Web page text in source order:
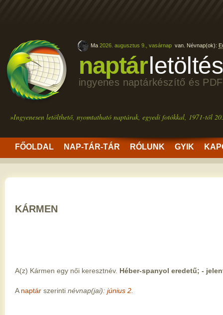
naptárletöltés
ingyenes naptárkészítő és
»Ingyenesen letölthető, nyomtatható naptárak, egyedi fotókkal, 1971-től
FŐOLDAL NAP-TÁR-TÁR RÓLUNK GYIK
Ma 2026. augusztus 9., vasárnap van. Névnap(ok):
KÁRMEN
A(z) Kármen egy női keresztnév. Héber-spanyol eredetű; -
A naptár szerinti névnap(jai): június 2.